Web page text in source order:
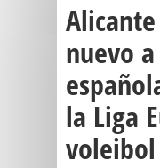
nuevo
la Liga
voleibol